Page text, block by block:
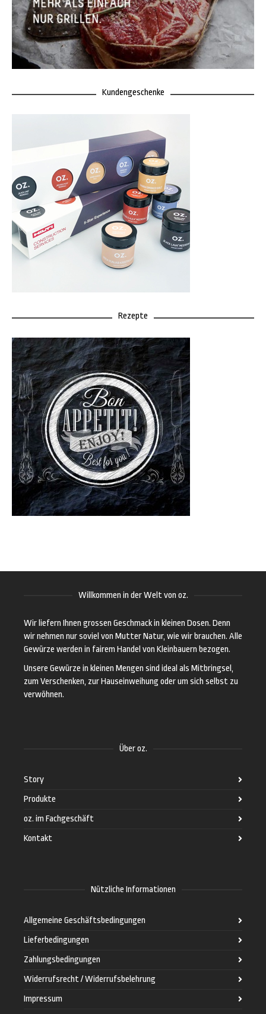
Kundengeschenke
Rezepte
Willkommen in der Welt von oz.
Wir liefern Ihnen grossen Geschmack in kleinen Dosen. Denn
wir nehmen nur soviel von Mutter Natur, wie wir brauchen. Alle
Gewürze werden in fairem Handel von Kleinbauern bezogen.
Unsere Gewürze in kleinen Mengen sind ideal als Mitbringsel,
zum Verschenken, zur Hauseinweihung oder um sich selbst zu
verwöhnen.
Über oz.
Story
Produkte
oz. im Fachgeschäft
Kontakt
Nützliche Informationen
Allgemeine Geschäftsbedingungen
Lieferbedingungen
Zahlungsbedingungen
Widerrufsrecht / Widerrufsbelehrung
Impressum